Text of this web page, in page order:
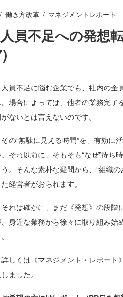
働き方改革 マネジメントレポート
員不足への発想
員不足に悩む企業でも、社内の全
。場合によっては、他者の業務完了
ないとは言えないのです。
の“無駄に見える時間”を、有効に
それ以前に、そもそも“なぜ”待ち
う。そんな素朴な疑問から、“組織
た経営者がおられます。
れは確かに、まだ《発想》の段階
、身近な業務から徐々に取り組み始
しくは《マネジメント・レポート
ました。